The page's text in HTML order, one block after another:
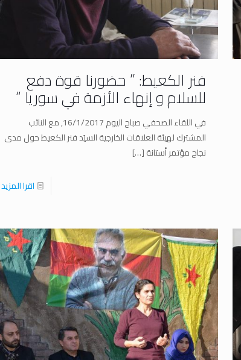
فنر الكعيط: ” حضورنا قوة دفع
للسلام و إنهاء الأزمة في سوريا “
في اللقاء الصحفي صباح اليوم 16/1/2017, مع النائب
المشترك لهيئة العلاقات الخارجية السيَد فنر الكعيط حول مدى
نجاح مؤتمر أستانة[…]
اقرا المزيد